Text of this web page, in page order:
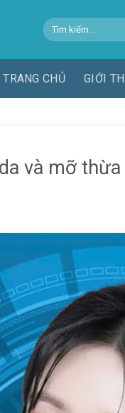
Tìm
kiếm:
TRANG CHỦ GIỚI
và mỡ